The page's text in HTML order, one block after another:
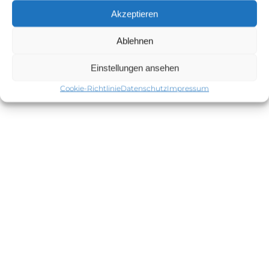
Akzeptieren
Ablehnen
Einstellungen ansehen
Cookie-RichtlinieDatenschutzImpressum
info@bertramplischke.de
und Eventfotografie.